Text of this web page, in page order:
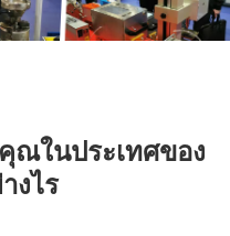
ณในประเทศของ
งไร